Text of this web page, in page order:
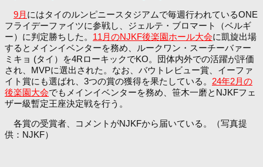
9月 にはタイのルンピニースタジアムで毎週行われているONE
フライデーファイツに参戦し、ジェルテ・ブロマート（ベルギ
ー）に判定勝ちした。 11月のNJKF後楽園ホール大会に凱旋出場
するとメインイベンターを務め、ルークワン・スーチーバァー
ミキョ (タイ）を4RローキックでKO。団体内外での活躍が評価
され、MVPに選出された。なお、バウトレビュー賞、イーファ
イト賞にも選ばれ、3つの賞の獲得を果たしている。 24年2月の
後楽園大会でもメインイベンターを務め、笹木一磨とNJKFフェ
ザー級暫定王座決定戦を行う。
各賞の受賞者、コメントがNJKFから届いている。（写真提
供：NJKF）